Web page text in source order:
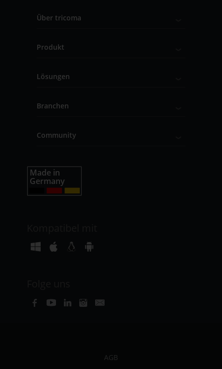
Über tricoma
Produkt
Lösungen
Branchen
Community
AGB